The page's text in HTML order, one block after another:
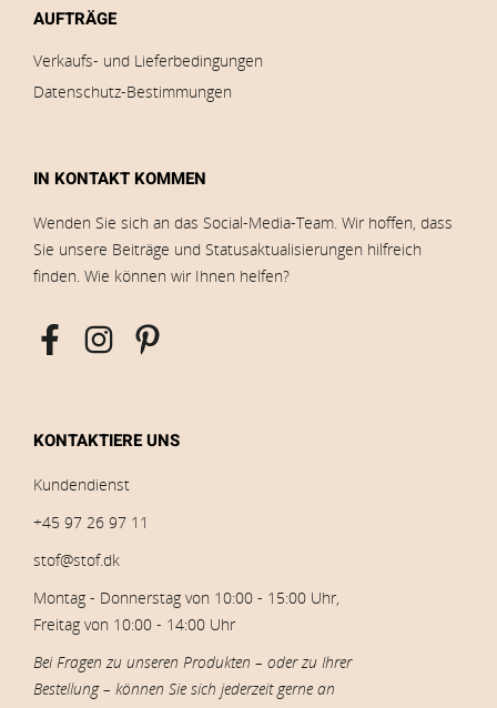
AUFTRÄGE
Verkaufs- und Lieferbedingungen
Datenschutz-Bestimmungen
IN KONTAKT KOMMEN
Wenden Sie sich an das Social-Media-Team. Wir hoffen, dass
Sie unsere Beiträge und Statusaktualisierungen hilfreich
finden. Wie können wir Ihnen helfen?
KONTAKTIERE UNS
Kundendienst
+45 97 26 97 11
stof@stof.dk
Montag - Donnerstag von 10:00 - 15:00 Uhr,
Freitag von 10:00 - 14:00 Uhr
Bei Fragen zu unseren Produkten – oder zu Ihrer
Bestellung – können Sie sich jederzeit gerne an